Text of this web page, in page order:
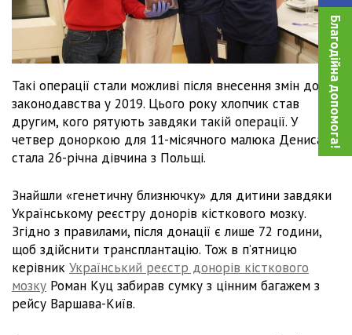
Благодійна допомога!
Такі операції стали можливі після внесення змін до
законодавства у 2019. Цього року хлопчик став
другим, кого рятують завдяки такій операції. У
четвер доноркою для 11-місячного малюка Дениса
стала 26-річна дівчина з Польщі.
Знайшли «генетичну близнючку» для дитини завдяки
Українському реєстру донорів кісткового мозку.
Згідно з правилами, після донації є лише 72 години,
щоб здійснити трансплантацію. Тож в п’ятницю
керівник Український реєстр донорів кісткового
мозку Роман Куц забирав сумку з цінним багажем з
рейсу Варшава-Київ.